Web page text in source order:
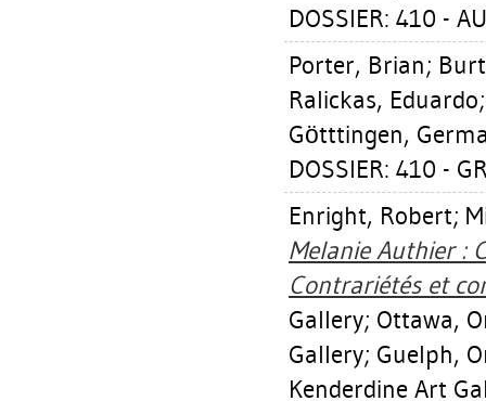
DOSSIER: 410 -
Porter, Brian;
Ralickas, Eduardo
Götttingen,
DOSSIER: 410 -
Enright, Robert;
Melanie Authier :
Contrariétés et
Gallery; Ottawa,
Gallery; Guelph,
Kenderdine Art